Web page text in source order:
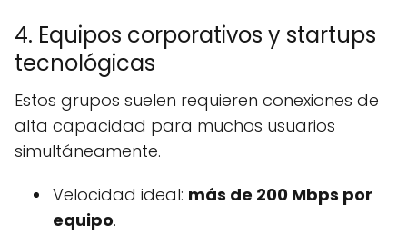
4. Equipos corporativos y startups
tecnológicas
Estos grupos suelen requieren conexiones de
alta capacidad para muchos usuarios
simultáneamente.
Velocidad ideal: más de 200 Mbps por
equipo.